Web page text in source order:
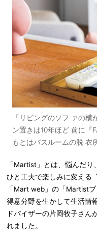
「リビングのソフ ァの
ン置きは10年ほど 前に『
もとはバスルームの脱 衣
「Martist」とは、悩んだり
ひと工夫で楽しみに変える
「Mart web」の「Martist
得意分野を生かして生活情
ドバイザーの片岡牧子さん
れました。